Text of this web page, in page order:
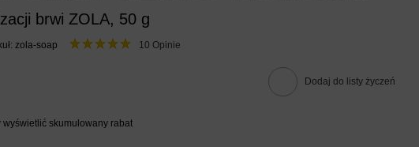
brwi ZOLA, 50 g
zola-soap 10 Opinie
Dodaj do listy życzeń
wyświetlić skumulowany rabat